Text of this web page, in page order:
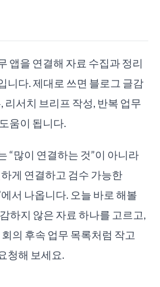
앱을 연결해 자료 수집과 정리
니다. 제대로 쓰면 블로그 글감
리서치 브리프 작성, 반복 업무
움이 됩니다.
“많이 연결하는 것”이 아니라
게 연결하고 검수 가능한
서 나옵니다. 오늘 바로 해볼
하지 않은 자료 하나를 고르고,
의 후속 업무 목록처럼 작고
청해 보세요.